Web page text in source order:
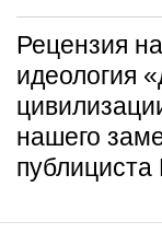
Рецензия
идеология
нашего